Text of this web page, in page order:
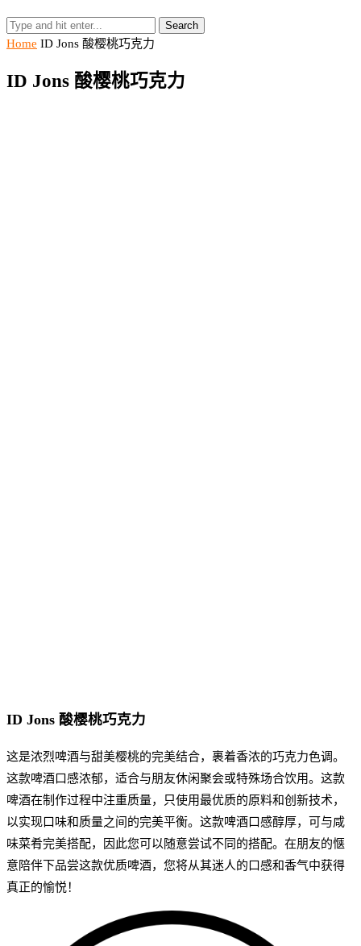
Search
Home ID Jons 酸樱桃巧克力
ID Jons 酸樱桃巧克力
ID Jons 酸樱桃巧克力
这是浓烈啤酒与甜美樱桃的完美结合，裹着香浓的巧克力色调。
这款啤酒口感浓郁，适合与朋友休闲聚会或特殊场合饮用。这款
啤酒在制作过程中注重质量，只使用最优质的原料和创新技术，
以实现口味和质量之间的完美平衡。这款啤酒口感醇厚，可与咸
味菜肴完美搭配，因此您可以随意尝试不同的搭配。在朋友的惬
意陪伴下品尝这款优质啤酒，您将从其迷人的口感和香气中获得
真正的愉悦！